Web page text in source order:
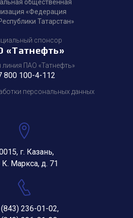
общественная
«Федерация
Татарстан»
спонсор
«Татнефть»
линия ПАО «Татнефть»
800 100-4-112
персональных данных
г. Казань,
К. Маркса, д. 71
236-01-02,